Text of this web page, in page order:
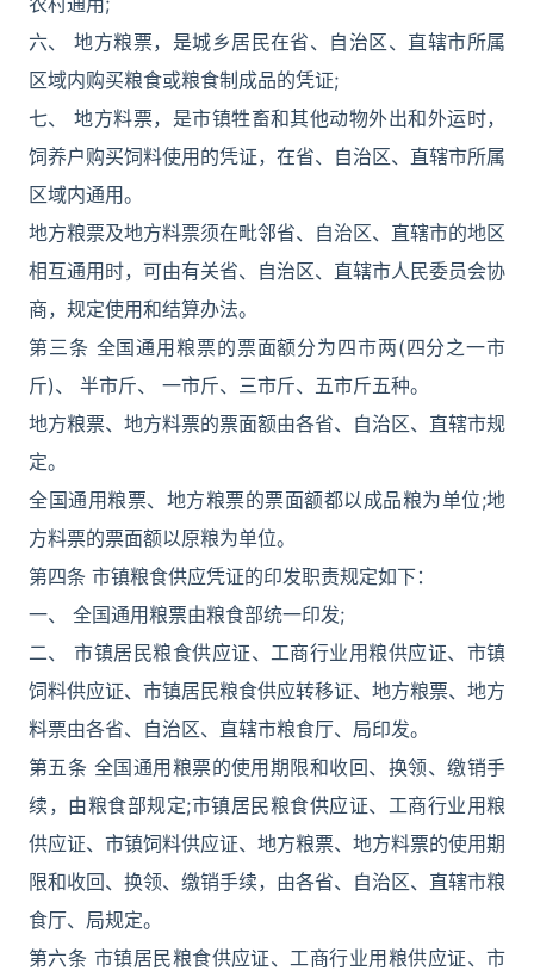
六、 地方粮票，是城乡居民在省、自治区、直辖市所属
区域内购买粮食或粮食制成品的凭证;
七、 地方料票，是市镇牲畜和其他动物外出和外运时，
饲养户购买饲料使用的凭证，在省、自治区、直辖市所属
区域内通用。
地方粮票及地方料票须在毗邻省、自治区、直辖市的地区
相互通用时，可由有关省、自治区、直辖市人民委员会协
商，规定使用和结算办法。
第三条 全国通用粮票的票面额分为四市两(四分之一市
斤)、 半市斤、 一市斤、三市斤、五市斤五种。
地方粮票、地方料票的票面额由各省、自治区、直辖市规
定。
全国通用粮票、地方粮票的票面额都以成品粮为单位;地
方料票的票面额以原粮为单位。
第四条 市镇粮食供应凭证的印发职责规定如下：
一、 全国通用粮票由粮食部统一印发;
二、 市镇居民粮食供应证、工商行业用粮供应证、市镇
饲料供应证、市镇居民粮食供应转移证、地方粮票、地方
料票由各省、自治区、直辖市粮食厅、局印发。
第五条 全国通用粮票的使用期限和收回、换领、缴销手
续，由粮食部规定;市镇居民粮食供应证、工商行业用粮
供应证、市镇饲料供应证、地方粮票、地方料票的使用期
限和收回、换领、缴销手续，由各省、自治区、直辖市粮
食厅、局规定。
第六条 市镇居民粮食供应证、工商行业用粮供应证、市